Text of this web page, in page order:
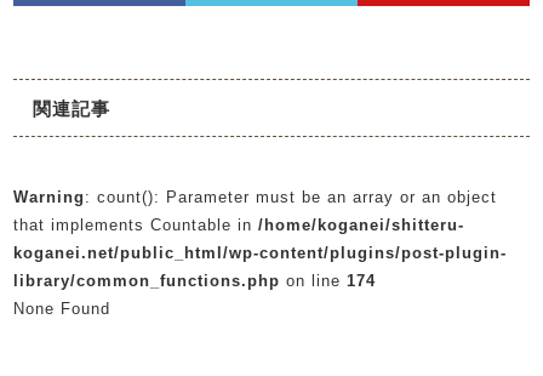
関連記事
Warning : count(): Parameter must be an array or an object
that implements Countable in/home/koganei/shitteru-
koganei.net/public_html/wp-content/plugins/post-plugin-
library/common_functions.php on line174
None Found